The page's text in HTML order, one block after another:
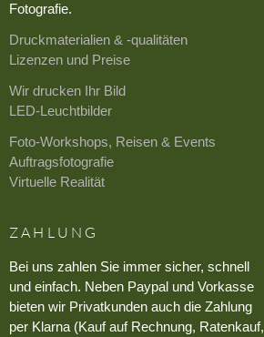
Fotografie.
Druckmaterialien & -qualitäten
Lizenzen und Preise
Wir drucken Ihr Bild
LED-Leuchtbilder
Foto-Workshops, Reisen & Events
Auftragsfotografie
Virtuelle Realität
ZAHLUNG
Bei uns zahlen Sie immer sicher, schnell
und einfach. Neben Paypal und Vorkasse
bieten wir Privatkunden auch die Zahlung
per Klarna (Kauf auf Rechnung, Ratenkauf,